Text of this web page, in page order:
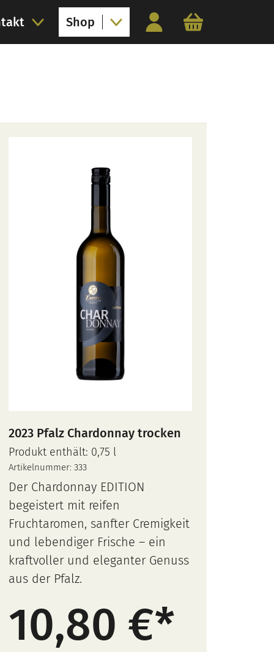
Shop
2023 Pfalz Chardonnay trocken
Produkt enthält: 0,75 l
Artikelnummer: 333
Der Chardonnay EDITION
begeistert mit reifen
Fruchtaromen, sanfter Cremigkeit
und lebendiger Frische – ein
kraftvoller und eleganter Genuss
aus der Pfalz.
10,80 €